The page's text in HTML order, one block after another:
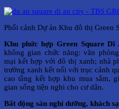
Phối cảnh Dự án Khu đô thị Green
Khu phức hợp Green Square Dĩ
không gian chức năng: văn
mại kết hợp với đô thị xanh; nhà
trường xanh kết nối với trục cảnh
cao tầng kết hợp khu mua sắm,
gian sống tiện nghi cho cư dân.
Bất động sản nghỉ dưỡng, khách